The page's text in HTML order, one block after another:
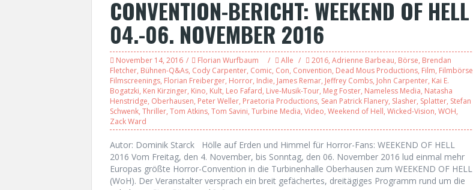
CONVENTION-BERICHT: WEEKEND OF HELL
04.-06. NOVEMBER 2016
November 14, 2016 Florian Wurfbaum Alle 2016, Adrienne Barbeau, Börse, Brendan
Fletcher, Bühnen-Q&As, Cody Carpenter, Comic, Con, Convention, Dead Mous Productions, Film, Filmbörse
Filmscreenings, Florian Freiberger, Horror, Indie, James Remar, Jeffrey Combs, John Carpenter, Kai E.
Bogatzki, Ken Kirzinger, Kino, Kult, Leo Fafard, Live-Musik-Tour, Meg Foster, Nameless Media, Natasha
Henstridge, Oberhausen, Peter Weller, Praetoria Productions, Sean Patrick Flanery, Slasher, Splatter, Stefan
Schwenk, Thriller, Tom Atkins, Tom Savini, Turbine Media, Video, Weekend of Hell, Wicked-Vision, WOH,
Zack Ward
Autor: Dominik Starck Hölle auf Erden und Himmel für Horror-Fans: WEEKEND OF HELL
2016 Vom Freitag, den 4. November, bis Sonntag, den 06. November 2016 lud einmal mehr
Europas größte Horror-Convention in die Turbinenhalle Oberhausen zum WEEKEND OF HELL
(WoH). Der Veranstalter versprach ein breit gefächertes, dreitägiges Programm rund um die